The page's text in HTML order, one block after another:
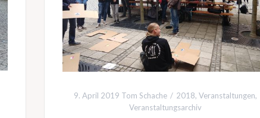
9. April 2019 Tom Schache 2018, Veranstaltungen,
Veranstaltungsarchiv